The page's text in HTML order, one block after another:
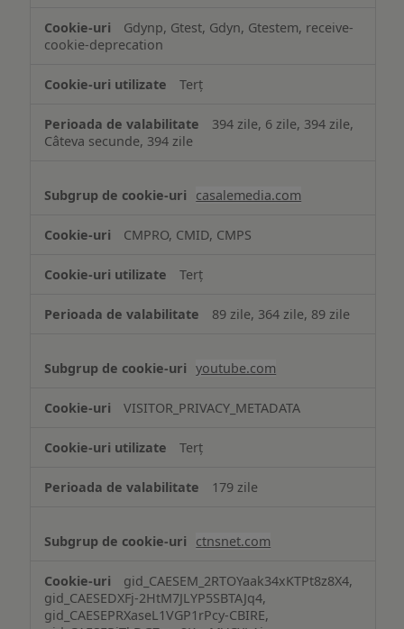
Gdynp, Gtest, Gdyn, Gtestem, receive-
cookie-deprecation
Terț
394 zile, 6 zile, 394 zile,
Câteva secunde, 394 zile
casalemedia.com
CMPRO, CMID, CMPS
Terț
89 zile, 364 zile, 89 zile
youtube.com
VISITOR_PRIVACY_METADATA
Terț
179 zile
ctnsnet.com
gid_CAESEM_2RTOYaak34xKTPt8z8X4,
gid_CAESEDXFj-2HtM7JLYP5SBTAJq4,
gid_CAESEPRXaseL1VGP1rPcy-CBIRE,